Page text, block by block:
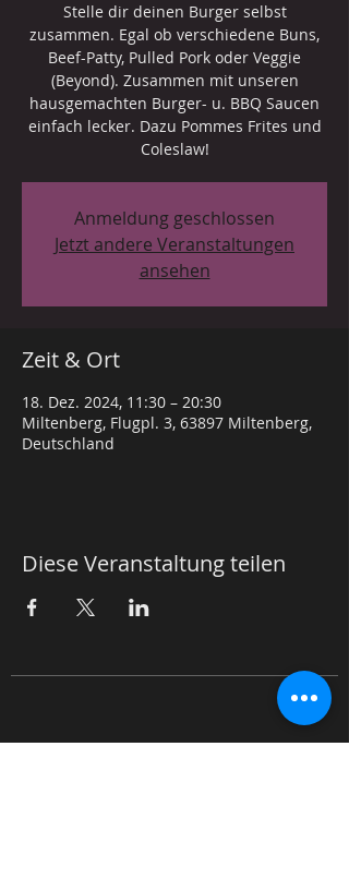
Stelle dir deinen Burger selbst
zusammen. Egal ob verschiedene Buns,
Beef-Patty, Pulled Pork oder Veggie
(Beyond). Zusammen mit unseren
hausgemachten Burger- u. BBQ Saucen
einfach lecker. Dazu Pommes Frites und
Coleslaw!
Anmeldung geschlossen
Jetzt andere Veranstaltungen
ansehen
Zeit & Ort
18. Dez. 2024, 11:30 – 20:30
Miltenberg, Flugpl. 3, 63897 Miltenberg,
Deutschland
Diese Veranstaltung teilen